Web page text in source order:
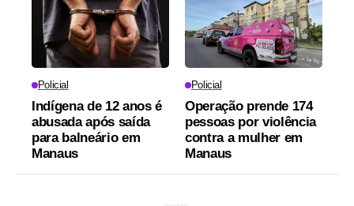
Policial
Indígena de 12 anos é
abusada após saída
para balneário em
Manaus
Policial
Operação prende 174
pessoas por violência
contra a mulher em
Manaus